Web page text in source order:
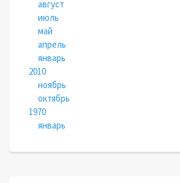
август
июль
май
апрель
январь
2010
ноябрь
октябрь
1970
январь